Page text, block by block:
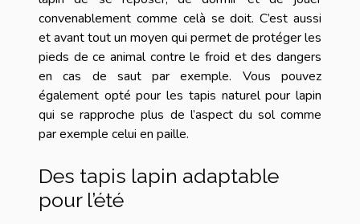
convenablement comme celà se doit. C’est aussi
et avant tout un moyen qui permet de protéger les
pieds de ce animal contre le froid et des dangers
en cas de saut par exemple. Vous pouvez
également opté pour les tapis naturel pour lapin
qui se rapproche plus de l’aspect du sol comme
par exemple celui en paille.
Des tapis lapin adaptable
pour l’été